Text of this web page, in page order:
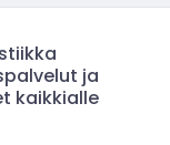
ja
kaikkialle